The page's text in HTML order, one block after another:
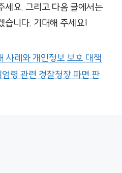
세요. 그리고 다음 글에서는
습니다. 기대해 주세요!
사례와 개인정보 보호 대책
령 관련 경찰청장 파면 판